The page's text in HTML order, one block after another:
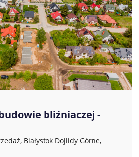
bliźniaczej -
Białystok Dojlidy Górne,